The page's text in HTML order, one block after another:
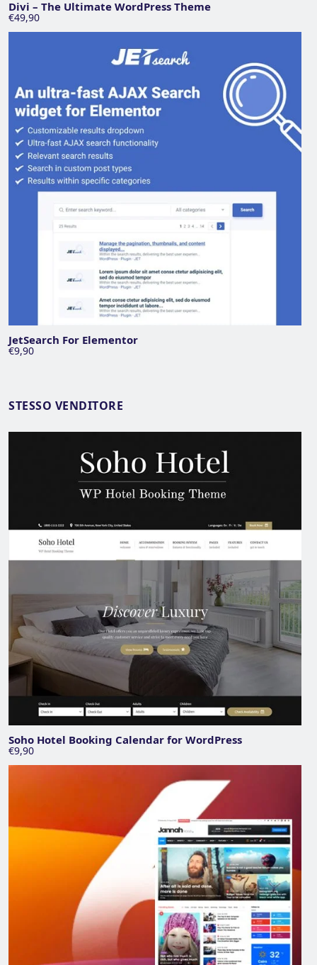
Divi – The Ultimate WordPress Theme
€49,90
JetSearch For Elementor
€9,90
STESSO VENDITORE
Soho Hotel Booking Calendar for WordPress
€9,90